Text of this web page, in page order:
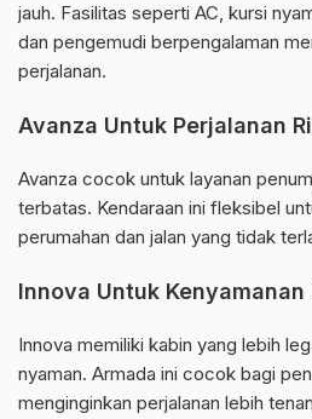
jauh. Fasilitas seperti AC, kursi
dan pengemudi berpengalaman
perjalanan.
Avanza Untuk Perjalanan
Avanza cocok untuk layanan
terbatas. Kendaraan ini fleksibel
perumahan dan jalan yang tidak
Innova Untuk Kenyamanan
Innova memiliki kabin yang lebih
nyaman. Armada ini cocok bagi
menginginkan perjalanan lebih